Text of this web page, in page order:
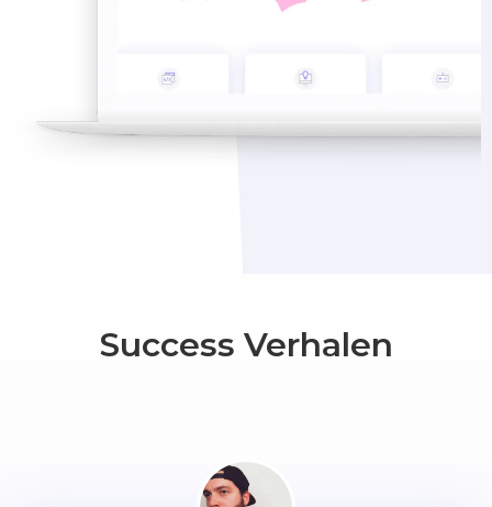
Success Verhalen